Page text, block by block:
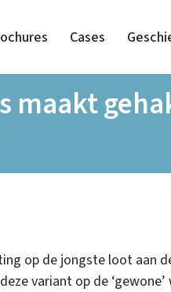
Cases
maakt
op de jongste loot aan
variant op de